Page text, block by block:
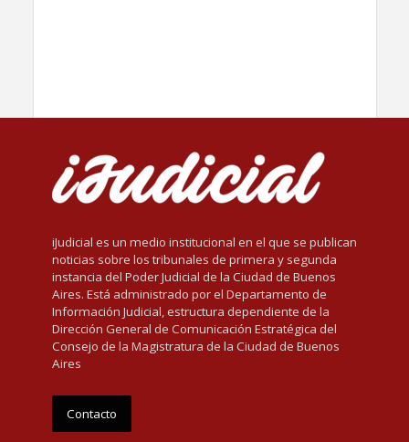
iJudicial es un medio institucional en el que se publican
noticias sobre los tribunales de primera y segunda
instancia del Poder Judicial de la Ciudad de Buenos
Aires. Está administrado por el Departamento de
Información Judicial, estructura dependiente de la
Dirección General de Comunicación Estratégica del
Consejo de la Magistratura de la Ciudad de Buenos
Aires
Contacto